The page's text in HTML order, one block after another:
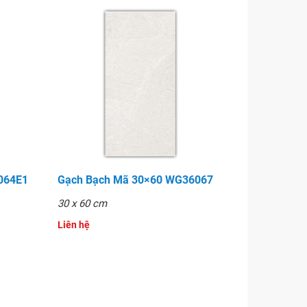
Gạch Bạch Mã 30×60 WG36067
30 x 60 cm
Liên hệ